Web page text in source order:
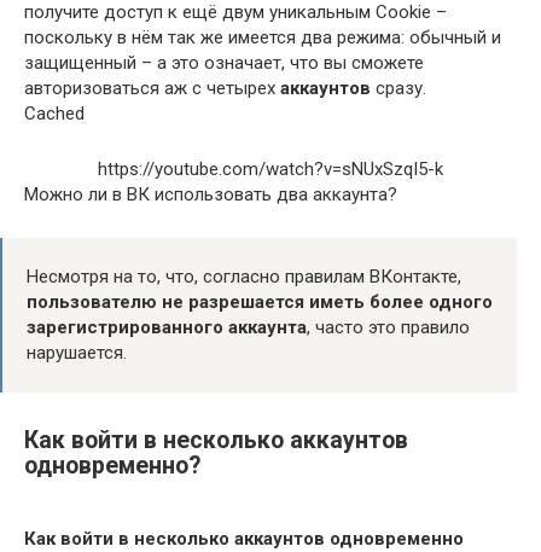
получите доступ к ещё двум уникальным Cookie –
поскольку в нём так же имеется два режима: обычный и
защищенный – а это означает, что вы сможете
авторизоваться аж с четырех аккаунтов сразу.
Cached
https://youtube.com/watch?v=sNUxSzqI5-k
Можно ли в ВК использовать два аккаунта?
Несмотря на то, что, согласно правилам ВКонтакте,
пользователю не разрешается иметь более одного
зарегистрированного аккаунта, часто это правило
нарушается.
Как войти в несколько аккаунтов
одновременно?
Как войти в несколько аккаунтов одновременно